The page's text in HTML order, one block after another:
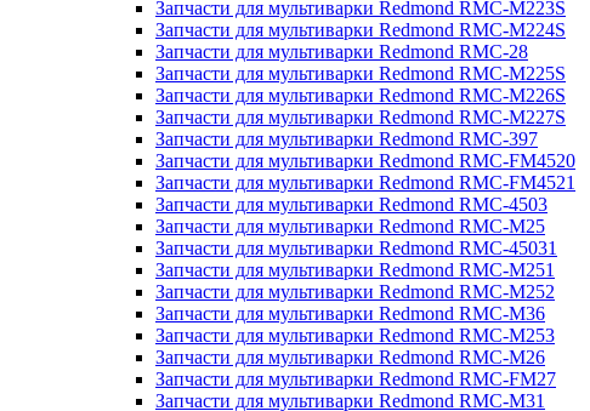
Запчасти для мультиварки Redmond RMC-M223S
Запчасти для мультиварки Redmond RMC-M224S
Запчасти для мультиварки Redmond RMC-28
Запчасти для мультиварки Redmond RMC-M225S
Запчасти для мультиварки Redmond RMC-M226S
Запчасти для мультиварки Redmond RMC-M227S
Запчасти для мультиварки Redmond RMC-397
Запчасти для мультиварки Redmond RMC-FM4520
Запчасти для мультиварки Redmond RMC-FM4521
Запчасти для мультиварки Redmond RMC-4503
Запчасти для мультиварки Redmond RMC-M25
Запчасти для мультиварки Redmond RMC-45031
Запчасти для мультиварки Redmond RMC-M251
Запчасти для мультиварки Redmond RMC-M252
Запчасти для мультиварки Redmond RMC-M36
Запчасти для мультиварки Redmond RMC-M253
Запчасти для мультиварки Redmond RMC-M26
Запчасти для мультиварки Redmond RMC-FM27
Запчасти для мультиварки Redmond RMC-M31